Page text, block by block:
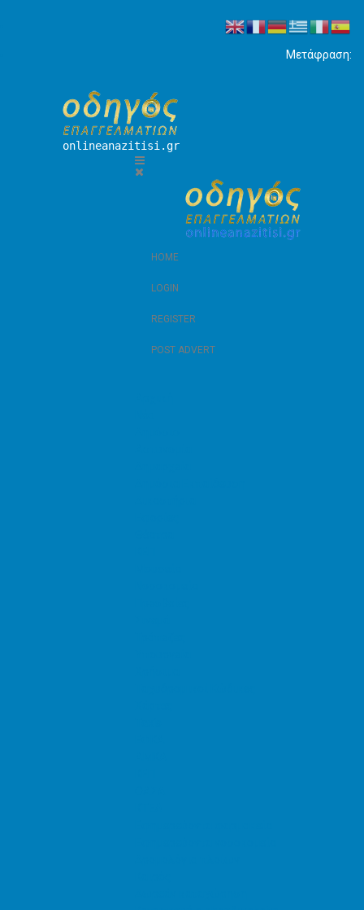
Μετάφραση:
onlineanazitisi.gr
HOME
LOGIN
REGISTER
POST ADVERT